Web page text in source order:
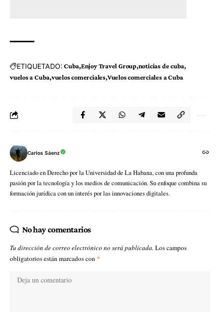
ETIQUETADO: Cuba Enjoy Travel Group noticias de cuba
vuelos a Cuba vuelos comerciales Vuelos comerciales a Cuba
Carlos Sáenz
Licenciado en Derecho por la Universidad de La Habana, con una profunda
pasión por la tecnología y los medios de comunicación. Su enfoque combina su
formación jurídica con un interés por las innovaciones digitales.
No hay comentarios
Tu dirección de correo electrónico no será publicada. Los campos
obligatorios están marcados con *